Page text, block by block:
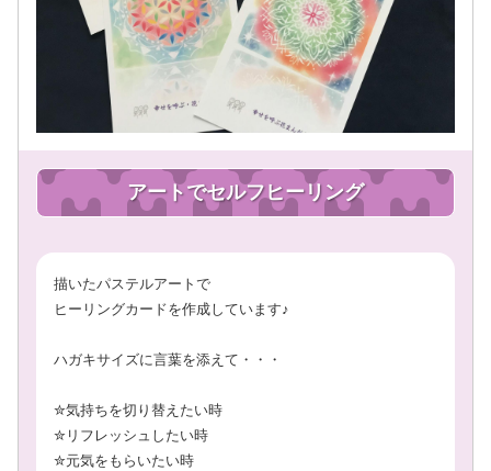
アートでセルフヒーリング
描いたパステルアートで
ヒーリングカードを作成しています♪
ハガキサイズに言葉を添えて・・・
✮気持ちを切り替えたい時
✮リフレッシュしたい時
✮元気をもらいたい時